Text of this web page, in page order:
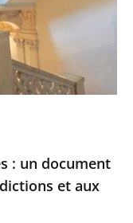
: un document
et aux